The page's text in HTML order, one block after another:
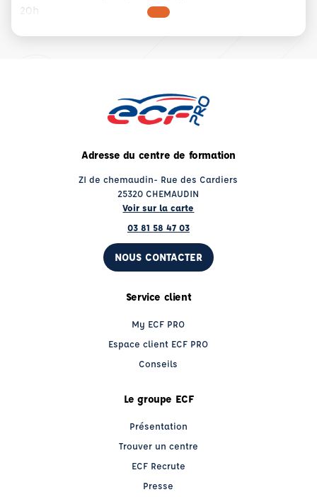
20h
Adresse du centre de formation
ZI de chemaudin- Rue des Cardiers
25320 CHEMAUDIN
Voir sur la carte
03 81 58 47 03
NOUS CONTACTER
Service client
My ECF PRO
Espace client ECF PRO
Conseils
Le groupe ECF
Présentation
Trouver un centre
ECF Recrute
Presse